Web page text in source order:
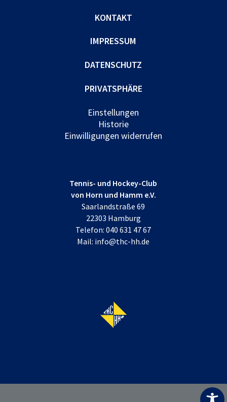
KONTAKT
IMPRESSUM
DATENSCHUTZ
PRIVATSPHÄRE
Einstellungen
Historie
Einwilligungen widerrufen
Tennis- und Hockey-Club
von Horn und Hamm e.V.
Saarlandstraße 69
22303 Hamburg
Telefon:040 631 47 67
Mail: info@thc-hh.de